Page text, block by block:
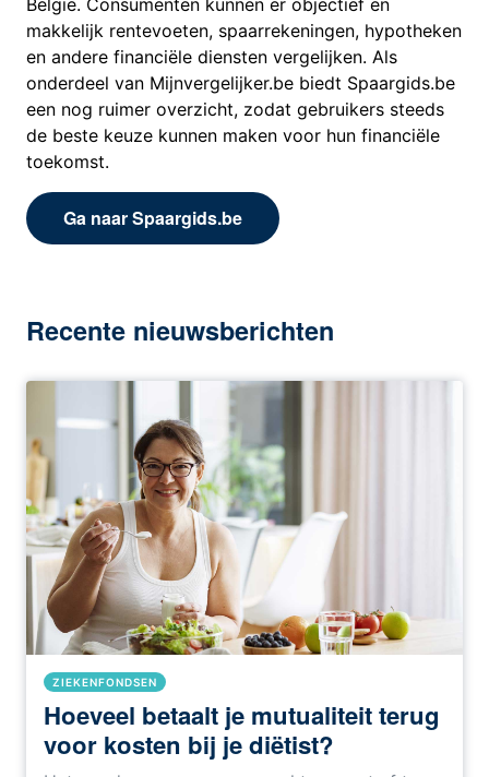
België. Consumenten kunnen er objectief en
makkelijk rentevoeten, spaarrekeningen, hypotheken
en andere financiële diensten vergelijken. Als
onderdeel van Mijnvergelijker.be biedt Spaargids.be
een nog ruimer overzicht, zodat gebruikers steeds
de beste keuze kunnen maken voor hun financiële
toekomst.
Ga naar Spaargids.be
Recente nieuwsberichten
ZIEKENFONDSEN
Hoeveel betaalt je mutualiteit terug
voor kosten bij je diëtist?